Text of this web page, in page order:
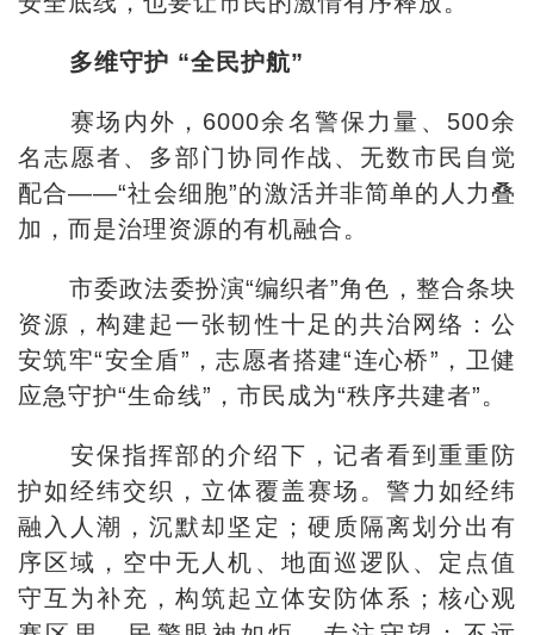
多维守护 “全民护航”
赛场内外，6000余名警保力量、500余
名志愿者、多部门协同作战、无数市民自觉
配合——“社会细胞”的激活并非简单的人力叠
加，而是治理资源的有机融合。
市委政法委扮演“编织者”角色，整合条块
资源，构建起一张韧性十足的共治网络：公
安筑牢“安全盾”，志愿者搭建“连心桥”，卫健
应急守护“生命线”，市民成为“秩序共建者”。
安保指挥部的介绍下，记者看到重重防
护如经纬交织，立体覆盖赛场。警力如经纬
融入人潮，沉默却坚定；硬质隔离划分出有
序区域，空中无人机、地面巡逻队、定点值
守互为补充，构筑起立体安防体系；核心观